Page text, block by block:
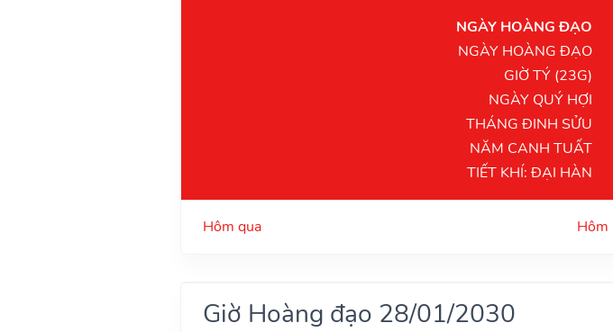
NGÀY HOÀNG ĐẠO
NGÀY HOÀNG ĐẠO
GIỜ TÝ (23G)
NGÀY QUÝ HỢI
THÁNG ĐINH SỬU
NĂM CANH TUẤT
TIẾT KHÍ: ĐẠI HÀN
Hôm qua Hôm
Giờ Hoàng đạo 28/01/2030